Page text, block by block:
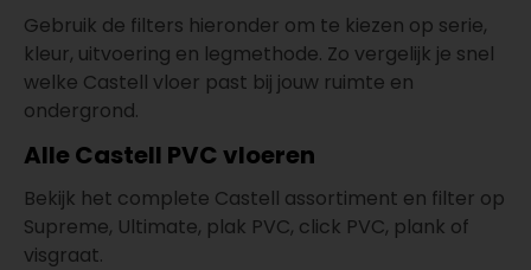
Gebruik de filters hieronder om te kiezen op serie,
kleur, uitvoering en legmethode. Zo vergelijk je snel
welke Castell vloer past bij jouw ruimte en
ondergrond.
Alle Castell PVC vloeren
Bekijk het complete Castell assortiment en filter op
Supreme, Ultimate, plak PVC, click PVC, plank of
visgraat.